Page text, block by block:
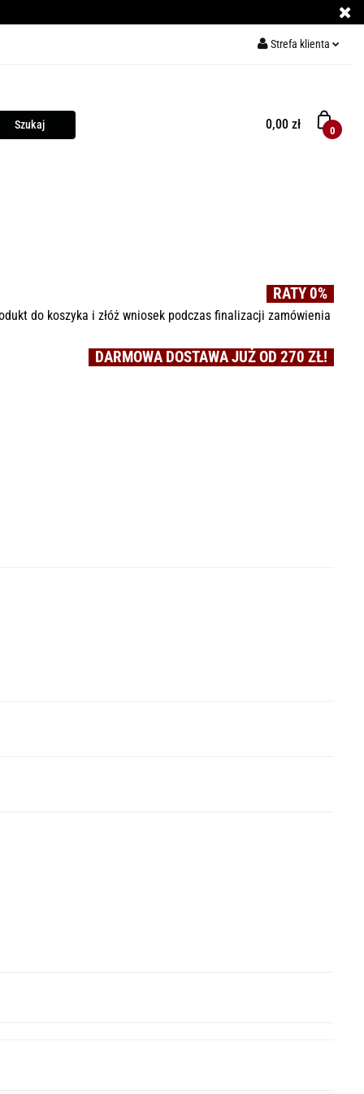
Strefa klienta
Zarejestruj się
Dodaj zgłoszenie
0,00 zł 0
RATY 0%
do koszyka i złóż wniosek podczas finalizacji zamówienia
DARMOWA DOSTAWA JUŻ OD 270 ZŁ!